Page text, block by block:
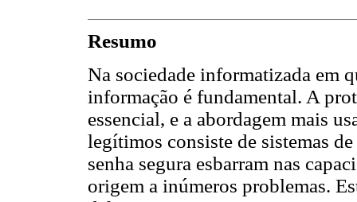
Resumo
Na sociedade informatizada em
informação é fundamental. A
essencial, e a abordagem mais
legítimos consiste de sistemas
senha segura esbarram nas
origem a inúmeros problemas.